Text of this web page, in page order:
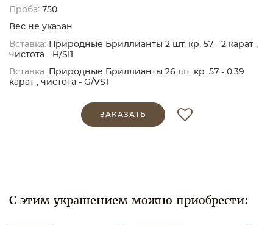
Проба: 750
Вес не указан
Вставка: Природные Бриллианты 2 шт. кр. 57 - 2 карат ,
чистота - H/SI1
Вставка: Природные Бриллианты 26 шт. кр. 57 - 0.39
карат , чистота - G/VS1
ЗАКАЗАТЬ
С этим украшением можно приобрести: